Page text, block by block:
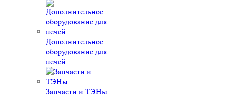
Дополнительное
оборудование для
печей
Запчасти и ТЭНы